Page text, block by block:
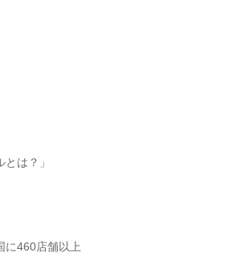
は？」
に460店舗以上